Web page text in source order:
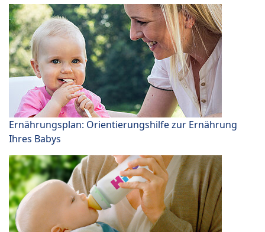
Ernährungsplan: Orientierungshilfe zur Ernährung
Ihres Babys